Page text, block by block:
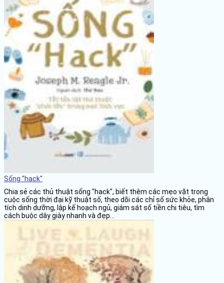
Sống "hack"
Chia sẻ các thủ thuật sống "hack", biết thêm các mẹo vặt trong
cuộc sống thời đại kỹ thuật số, theo dõi các chỉ số sức khỏe, phân
tích dinh dưỡng, lập kế hoạch ngủ, giám sát số tiền chi tiêu, tìm
cách buộc dây giày nhanh và đẹp...